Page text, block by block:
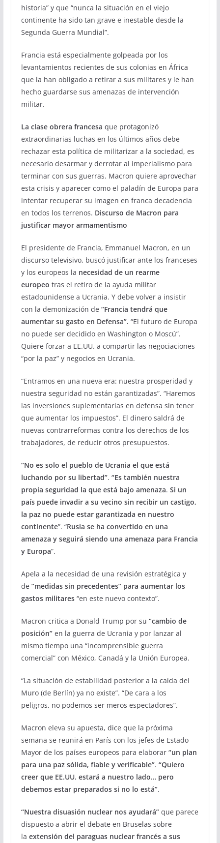
historia” y que “nunca la situación en el viejo
continente ha sido tan grave e inestable desde la
Segunda Guerra Mundial”.
Francia está especialmente golpeada por los
levantamientos recientes de sus colonias en África
que la han obligado a retirar a sus militares y le han
hecho guardarse sus amenazas de intervención
militar.
La clase obrera francesa que protagonizó
extraordinarias luchas en los últimos años debe
rechazar esta política de militarizar a la sociedad, es
necesario desarmar y derrotar al imperialismo para
terminar con sus guerras. Macron quiere aprovechar
esta crisis y aparecer como el paladín de Europa para
intentar recuperar su imagen en franca decadencia
en todos los terrenos. Discurso de Macron para
justificar mayor armamentismo
El presidente de Francia, Emmanuel Macron, en un
discurso televisivo, buscó justificar ante los franceses
y los europeos la necesidad de un rearme
europeo tras el retiro de la ayuda militar
estadounidense a Ucrania. Y debe volver a insistir
con la demonización de “Francia tendrá que
aumentar su gasto en Defensa”. “El futuro de Europa
no puede ser decidido en Washington o Moscú”.
Quiere forzar a EE.UU. a compartir las negociaciones
“por la paz” y negocios en Ucrania.
“Entramos en una nueva era: nuestra prosperidad y
nuestra seguridad no están garantizadas”. “Haremos
las inversiones suplementarias en defensa sin tener
que aumentar los impuestos”. El dinero saldrá de
nuevas contrarreformas contra los derechos de los
trabajadores, de reducir otros presupuestos.
“No es solo el pueblo de Ucrania el que está
luchando por su libertad”. “Es también nuestra
propia seguridad la que está bajo amenaza. Si un
país puede invadir a su vecino sin recibir un castigo,
la paz no puede estar garantizada en nuestro
continente”. “Rusia se ha convertido en una
amenaza y seguirá siendo una amenaza para Francia
y Europa”.
Apela a la necesidad de una revisión estratégica y
de ”medidas sin precedentes” para aumentar los
gastos militares“en este nuevo contexto”.
Macron critica a Donald Trump por su “cambio de
posición”en la guerra de Ucrania y por lanzar al
mismo tiempo una “incomprensible guerra
comercial” con México, Canadá y la Unión Europea.
“La situación de estabilidad posterior a la caída del
Muro (de Berlín) ya no existe”. “De cara a los
peligros, no podemos ser meros espectadores”.
Macron eleva su apuesta, dice que la próxima
semana se reunirá en París con los jefes de Estado
Mayor de los países europeos para elaborar “un plan
para una paz sólida, fiable y verificable”. “Quiero
creer que EE.UU. estará a nuestro lado… pero
debemos estar preparados si no lo está”.
“Nuestra disuasión nuclear nos ayudará” que parece
dispuesto a abrir el debate en Bruselas sobre
la extensión del paraguas nuclear francés a sus